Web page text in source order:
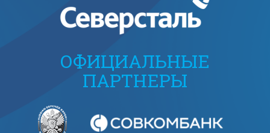
ОФИЦИАЛЬНЫЕ
ПАРТНЕРЫ